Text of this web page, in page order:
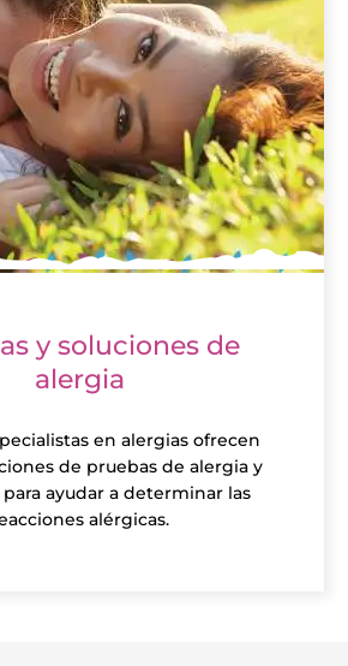
y soluciones de
alergia
en alergias ofrecen
de pruebas de alergia y
ayudar a determinar las
alérgicas.